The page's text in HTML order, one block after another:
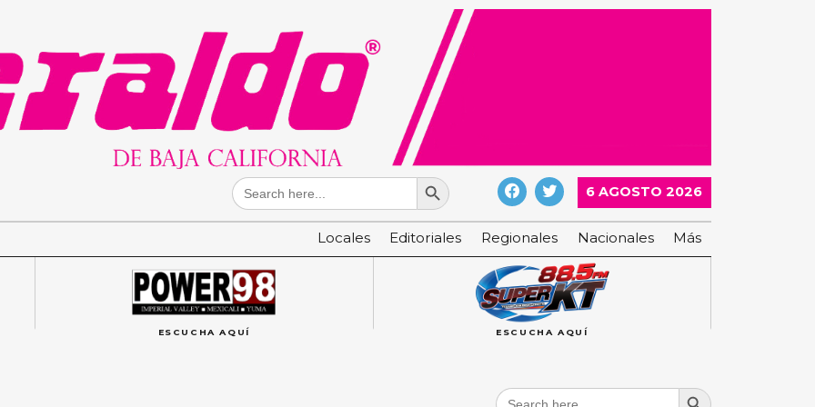
Search
for:
Search Button
6 AGOSTO 2026
Locales Editoriales Regionales Nacionales Más
ESCUCHA AQUÍ ESCUCHA AQUÍ
Search
Search Button